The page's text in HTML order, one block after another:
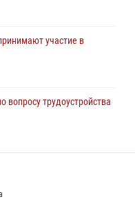
участие в
вопросу трудоустройства
31 ракетной